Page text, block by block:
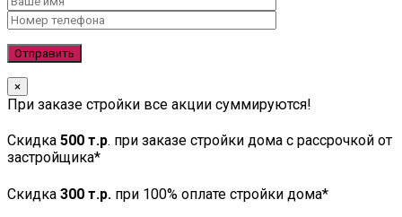
×
При заказе стройки все акции суммируются!
Скидка 500 т.р. при заказе стройки дома с рассрочкой от
застройщика*
Скидка 300 т.р. при 100% оплате стройки дома*